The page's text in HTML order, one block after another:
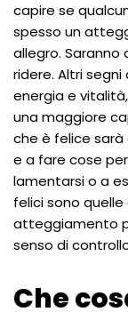
capire se
spesso un
allegro. Saranno
ridere. Altri
energia e
una maggiore
che è felice
e a fare cose
lamentarsi o a
felici sono
atteggiamento
senso di
Che